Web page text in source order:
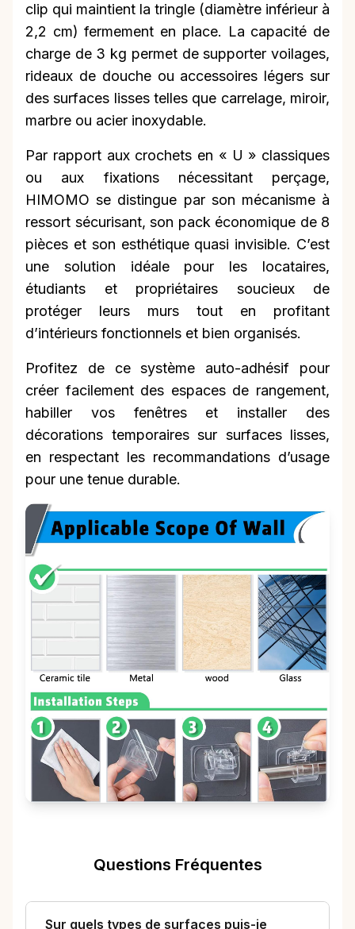
clip qui maintient la tringle (diamètre inférieur à
2,2 cm) fermement en place. La capacité de
charge de 3 kg permet de supporter voilages,
rideaux de douche ou accessoires légers sur
des surfaces lisses telles que carrelage, miroir,
marbre ou acier inoxydable.
Par rapport aux crochets en « U » classiques
ou aux fixations nécessitant perçage,
HIMOMO se distingue par son mécanisme à
ressort sécurisant, son pack économique de 8
pièces et son esthétique quasi invisible. C’est
une solution idéale pour les locataires,
étudiants et propriétaires soucieux de
protéger leurs murs tout en profitant
d’intérieurs fonctionnels et bien organisés.
Profitez de ce système auto-adhésif pour
créer facilement des espaces de rangement,
habiller vos fenêtres et installer des
décorations temporaires sur surfaces lisses,
en respectant les recommandations d’usage
pour une tenue durable.
Questions Fréquentes
Sur quels types de surfaces puis-je